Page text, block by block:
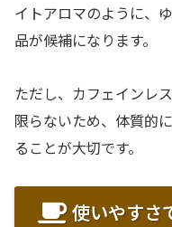
イトアロマのように、
品が候補になります。
ただし、カフェインレ
限らないため、体質的
ることが大切です。
使いやすさ